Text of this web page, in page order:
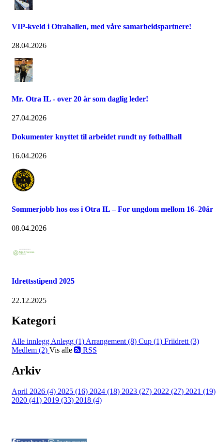
VIP-kveld i Otrahallen, med våre samarbeidspartnere!
28.04.2026
Mr. Otra IL - over 20 år som daglig leder!
27.04.2026
Dokumenter knyttet til arbeidet rundt ny fotballhall
16.04.2026
Sommerjobb hos oss i Otra IL – For ungdom mellom 16–20år
08.04.2026
Idrettsstipend 2025
22.12.2025
Kategori
Alle innlegg Anlegg (1) Arrangement (8) Cup (1) Friidrett (3)
Medlem (2) Vis alle RSS
Arkiv
April 2026 (4) 2025 (16) 2024 (18) 2023 (27) 2022 (27) 2021 (19)
2020 (41) 2019 (33) 2018 (4)